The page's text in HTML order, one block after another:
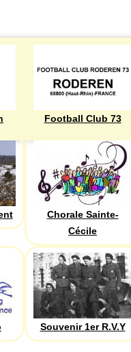
Football Club 73
Chorale Sainte-
Cécile
Souvenir 1er R.V.Y